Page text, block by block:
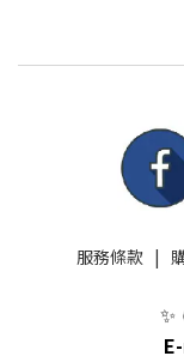
服務條款|
✨